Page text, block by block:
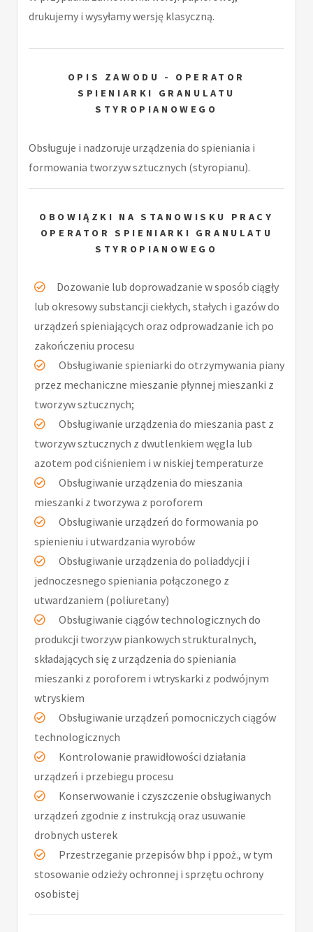
drukujemy i wysyłamy wersję klasyczną.
OPIS ZAWODU - OPERATOR
SPIENIARKI GRANULATU
STYROPIANOWEGO
Obsługuje i nadzoruje urządzenia do spieniania i
formowania tworzyw sztucznych (styropianu).
OBOWIĄZKI NA STANOWISKU PRACY
OPERATOR SPIENIARKI GRANULATU
STYROPIANOWEGO
Dozowanie lub doprowadzanie w sposób ciągły
lub okresowy substancji ciekłych, stałych i gazów do
urządzeń spieniających oraz odprowadzanie ich po
zakończeniu procesu
Obsługiwanie spieniarki do otrzymywania piany
przez mechaniczne mieszanie płynnej mieszanki z
tworzyw sztucznych;
Obsługiwanie urządzenia do mieszania past z
tworzyw sztucznych z dwutlenkiem węgla lub
azotem pod ciśnieniem i w niskiej temperaturze
Obsługiwanie urządzenia do mieszania
mieszanki z tworzywa z poroforem
Obsługiwanie urządzeń do formowania po
spienieniu i utwardzania wyrobów
Obsługiwanie urządzenia do poliaddycji i
jednoczesnego spieniania połączonego z
utwardzaniem (poliuretany)
Obsługiwanie ciągów technologicznych do
produkcji tworzyw piankowych strukturalnych,
składających się z urządzenia do spieniania
mieszanki z poroforem i wtryskarki z podwójnym
wtryskiem
Obsługiwanie urządzeń pomocniczych ciągów
technologicznych
Kontrolowanie prawidłowości działania
urządzeń i przebiegu procesu
Konserwowanie i czyszczenie obsługiwanych
urządzeń zgodnie z instrukcją oraz usuwanie
drobnych usterek
Przestrzeganie przepisów bhp i ppoż., w tym
stosowanie odzieży ochronnej i sprzętu ochrony
osobistej